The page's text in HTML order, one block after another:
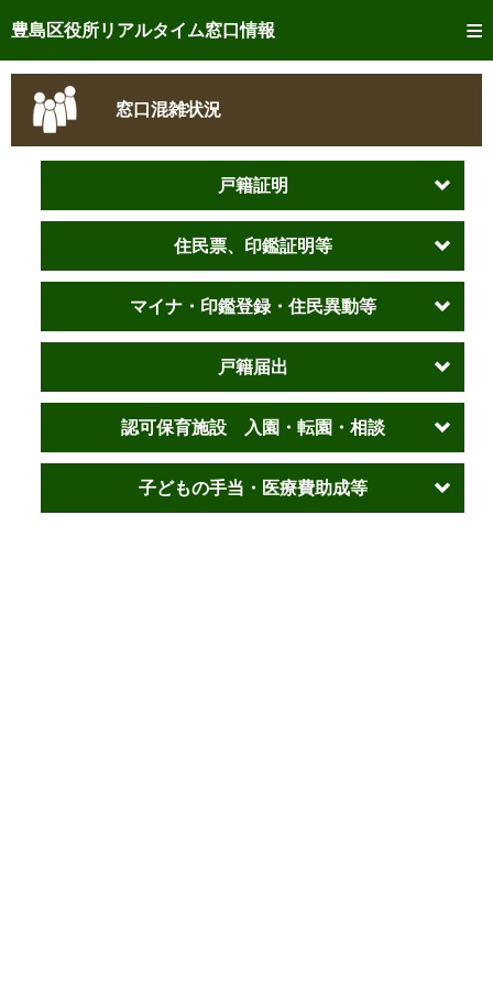
豊島区役所リアルタイム窓口情報
トップページへ
ご利用方法
事前予約
リアルタイム窓口混雑状況
リアルタイム交付状況確認
窓口混雑状況
戸籍証明
住民票、印鑑証明等
マイナ・印鑑登録・住民異動等
戸籍届出
認可保育施設 入園・転園・相談
子どもの手当・医療費助成等